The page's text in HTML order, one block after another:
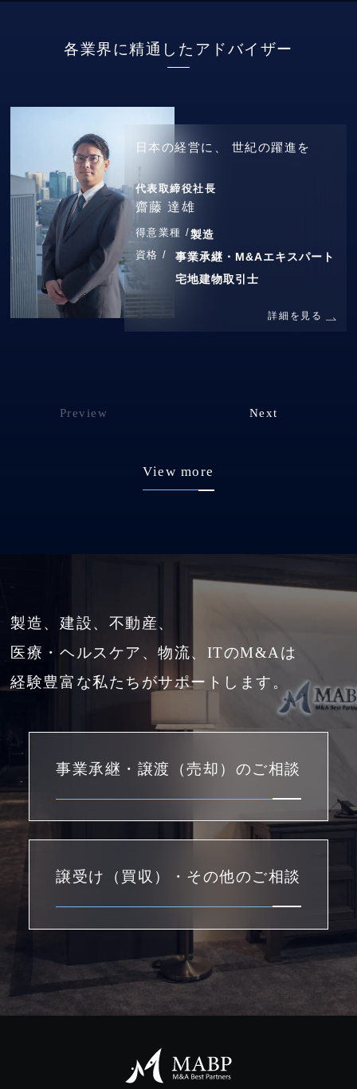
各業界に精通したアドバイザー
日本の経営に、 世紀の躍進を
代表取締役社長
齋藤 達雄
得意業種 /製造
資格 /
事業承継・M&Aエキスパート
宅地建物取引士
詳細を見る
Preview Next
View more
製造、建設、不動産、
医療・ヘルスケア、物流、ITのM&Aは
経験豊富な私たちがサポートします。
事業承継・譲渡（売却）のご相談
譲受け（買収）・その他のご相談